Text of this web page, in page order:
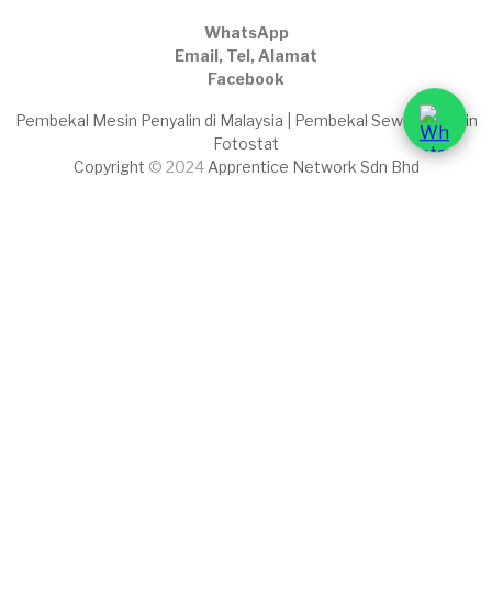
WhatsApp
Email, Tel, Alamat
Facebook
Pembekal Mesin Penyalin di Malaysia | Pembekal Sewaan Mesin
Fotostat
Copyright © 2024 Apprentice Network Sdn Bhd